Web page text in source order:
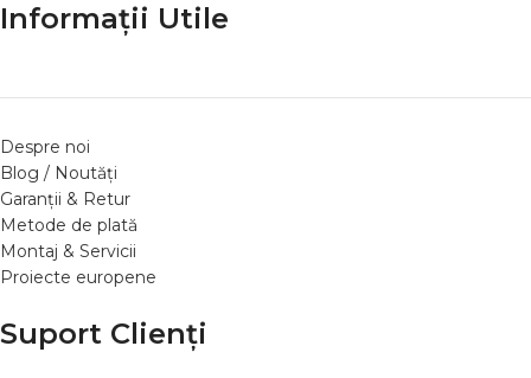
Informații Utile
Despre noi
Blog / Noutăți
Garanții & Retur
Metode de plată
Montaj & Servicii
Proiecte europene
Suport Clienți